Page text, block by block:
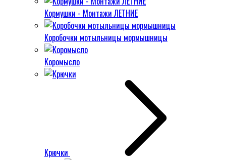
Кормушки - Монтажи ЛЕТНИЕ
Коробочки мотыльницы мормышницы
Коромысло
Крючки